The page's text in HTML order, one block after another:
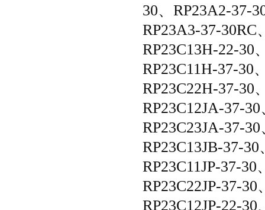
30、RP23A2-37-
RP23A3-37-30RC
RP23C13H-22-30
RP23C11H-37-30
RP23C22H-37-30
RP23C12JA-37-
RP23C23JA-37-
RP23C13JB-37-
RP23C11JP-37-30
RP23C22JP-37-30
RP23C12JP-22-30